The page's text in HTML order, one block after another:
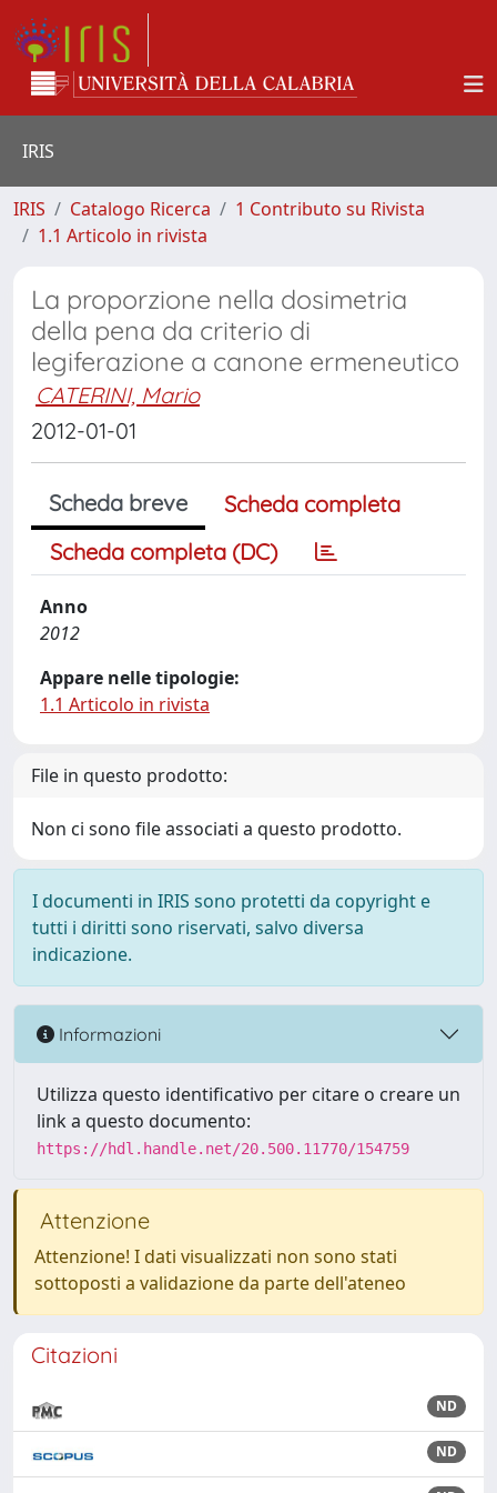
IRIS
IRIS Catalogo Ricerca
1 Contributo su Rivista
1.1 Articolo in rivista
La proporzione nella dosimetria
della pena da criterio di
legiferazione a canone ermeneutico
CATERINI, Mario
2012-01-01
Scheda breve
Scheda completa
Scheda completa (DC)
Anno
2012
Appare nelle tipologie:
1.1 Articolo in rivista
File in questo prodotto:
Non ci sono file associati a questo prodotto.
I documenti in IRIS sono protetti da copyright e
tutti i diritti sono riservati, salvo diversa
indicazione.
Informazioni
Utilizza questo identificativo per citare o creare un
link a questo documento:
https://hdl.handle.net/20.500.11770/154759
Attenzione
Attenzione! I dati visualizzati non sono stati
sottoposti a validazione da parte dell'ateneo
Citazioni
ND
ND